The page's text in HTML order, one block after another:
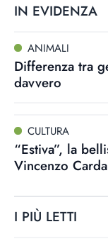
IN EVIDENZA
ANIMALI
Differenza tra
davvero
CULTURA
“Estiva”, la
Vincenzo
I PIÙ LETTI